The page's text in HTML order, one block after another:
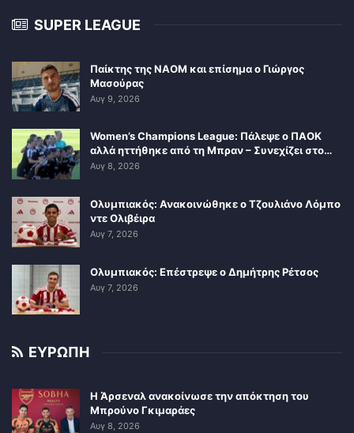
SUPER LEAGUE
Παίκτης της ΝΑΟΜ και επίσημα ο Γιώργος
Μασούρας
Αυγ 9, 2026
Women’s Champions League: Πάλεψε ο ΠΑΟΚ
αλλά ηττήθηκε από τη Μπραν – Συνεχίζει στο…
Αυγ 8, 2026
Ολυμπιακός: Ανακοινώθηκε ο Τζουλιάνο Λόμπο
ντε Ολιβέιρα
Αυγ 7, 2026
Ολυμπιακός: Επέστρεψε ο Δημήτρης Ρέτσος
Αυγ 7, 2026
ΕΥΡΩΠΗ
Η Άρσεναλ ανακοίνωσε την απόκτηση του
Μπρούνο Γκιμαράες
Αυγ 8, 2026